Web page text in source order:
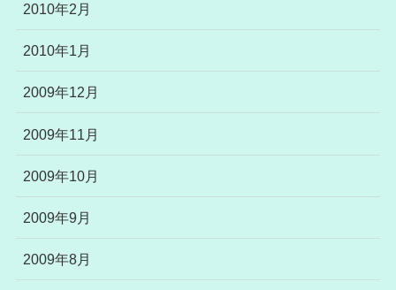
2010年2月
2010年1月
2009年12月
2009年11月
2009年10月
2009年9月
2009年8月